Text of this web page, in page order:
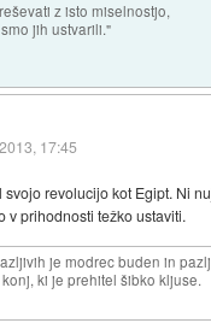
z isto miselnostjo,
jih ustvarili."
17:45
svojo revolucijo kot Egipt. Ni
v prihodnosti težko ustaviti.
je modrec buden in
ki je prehitel šibko kljuse.